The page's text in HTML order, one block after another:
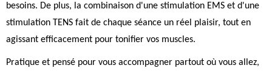
besoins. De plus, la combinaison d'une stimulation EMS et d'une
stimulation TENS fait de chaque séance un réel plaisir, tout en
agissant efficacement pour tonifier vos muscles.
Pratique et pensé pour vous accompagner partout où vous allez,